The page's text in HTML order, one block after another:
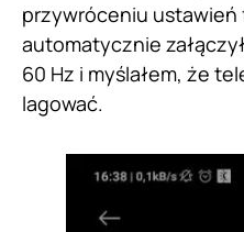
przywróceniu
automatycznie
60 Hz i myślałem, że
lagować.